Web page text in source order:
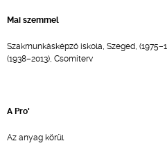
Mai szemmel
Szakmunkásképző iskola, Szeged,
(1938–2013), Csomiterv
A Pro'
Az anyag körül